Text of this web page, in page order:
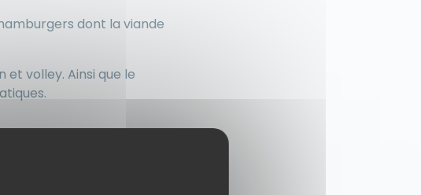
dont la viande
volley. Ainsi que le